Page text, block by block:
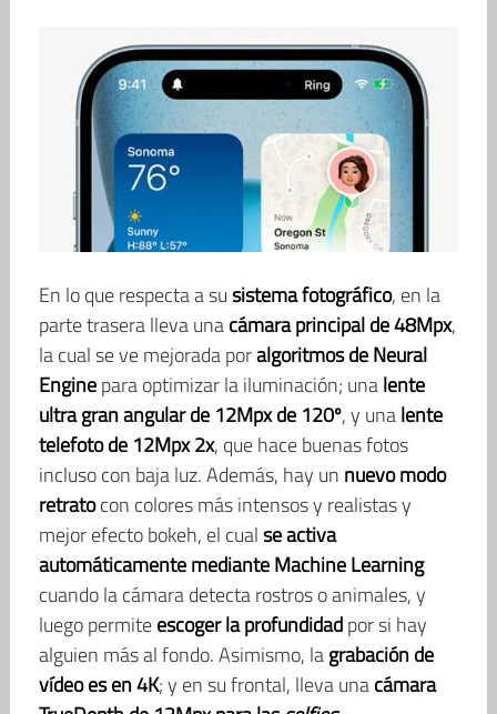
En lo que respecta a susistema fotográfico, en la
parte trasera lleva unacámara principal de 48Mpx,
la cual se ve mejorada poralgoritmos de Neural
Enginepara optimizar la iluminación; unalente
ultra gran angular de 12Mpx de 120º, y unalente
telefoto de 12Mpx 2x, que hace buenas fotos
incluso con baja luz. Además, hay un nuevo modo
retratocon colores más intensos y realistas y
mejor efecto bokeh, el cualse activa
automáticamente mediante Machine Learning
cuando la cámara detecta rostros o animales, y
luego permiteescoger la profundidadpor si hay
alguien más al fondo. Asimismo, lagrabación de
vídeo es en 4K; y en su frontal, lleva unacámara